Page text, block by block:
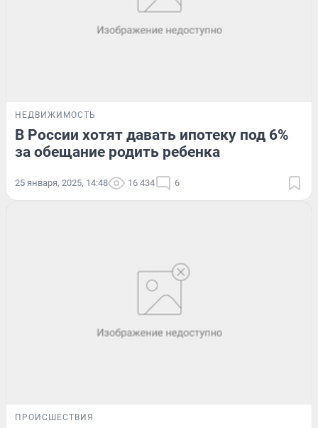
НЕДВИЖИМОСТЬ
В России хотят давать ипотеку под 6%
за обещание родить ребенка
25 января, 2025, 14:48 16 434 6
ПРОИСШЕСТВИЯ